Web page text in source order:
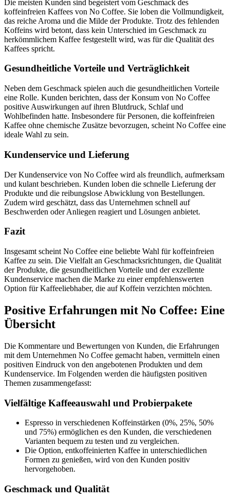
Die meisten Kunden sind begeistert vom Geschmack des
koffeinfreien Kaffees von No Coffee. Sie loben die Vollmundigkeit,
das reiche Aroma und die Milde der Produkte. Trotz des fehlenden
Koffeins wird betont, dass kein Unterschied im Geschmack zu
herkömmlichem Kaffee festgestellt wird, was für die Qualität des
Kaffees spricht.
Gesundheitliche Vorteile und Verträglichkeit
Neben dem Geschmack spielen auch die gesundheitlichen Vorteile
eine Rolle. Kunden berichten, dass der Konsum von No Coffee
positive Auswirkungen auf ihren Blutdruck, Schlaf und
Wohlbefinden hatte. Insbesondere für Personen, die koffeinfreien
Kaffee ohne chemische Zusätze bevorzugen, scheint No Coffee eine
ideale Wahl zu sein.
Kundenservice und Lieferung
Der Kundenservice von No Coffee wird als freundlich, aufmerksam
und kulant beschrieben. Kunden loben die schnelle Lieferung der
Produkte und die reibungslose Abwicklung von Bestellungen.
Zudem wird geschätzt, dass das Unternehmen schnell auf
Beschwerden oder Anliegen reagiert und Lösungen anbietet.
Fazit
Insgesamt scheint No Coffee eine beliebte Wahl für koffeinfreien
Kaffee zu sein. Die Vielfalt an Geschmacksrichtungen, die Qualität
der Produkte, die gesundheitlichen Vorteile und der exzellente
Kundenservice machen die Marke zu einer empfehlenswerten
Option für Kaffeeliebhaber, die auf Koffein verzichten möchten.
Positive Erfahrungen mit No Coffee: Eine
Übersicht
Die Kommentare und Bewertungen von Kunden, die Erfahrungen
mit dem Unternehmen No Coffee gemacht haben, vermitteln einen
positiven Eindruck von den angebotenen Produkten und dem
Kundenservice. Im Folgenden werden die häufigsten positiven
Themen zusammengefasst:
Vielfältige Kaffeeauswahl und Probierpakete
Espresso in verschiedenen Koffeinstärken (0%, 25%, 50%
und 75%) ermöglichen es den Kunden, die verschiedenen
Varianten bequem zu testen und zu vergleichen.
Die Option, entkoffeinierten Kaffee in unterschiedlichen
Formen zu genießen, wird von den Kunden positiv
hervorgehoben.
Geschmack und Qualität